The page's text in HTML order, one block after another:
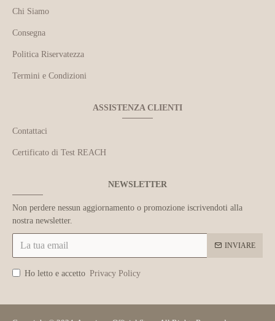
Chi Siamo
Consegna
Politica Riservatezza
Termini e Condizioni
ASSISTENZA CLIENTI
Contattaci
Certificato di Test REACH
NEWSLETTER
Non perdere nessun aggiornamento o promozione iscrivendoti alla
nostra newsletter.
INVIARE
Ho letto e accetto Privacy Policy